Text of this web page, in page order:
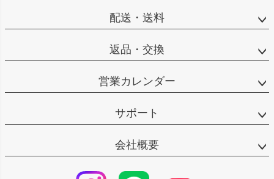
配送・送料
返品・交換
営業カレンダー
サポート
会社概要